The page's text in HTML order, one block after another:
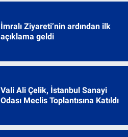
İmralı Ziyareti’nin ardından ilk
açıklama geldi
Vali Ali Çelik, İstanbul Sanayi
Odası Meclis Toplantısına Katıldı